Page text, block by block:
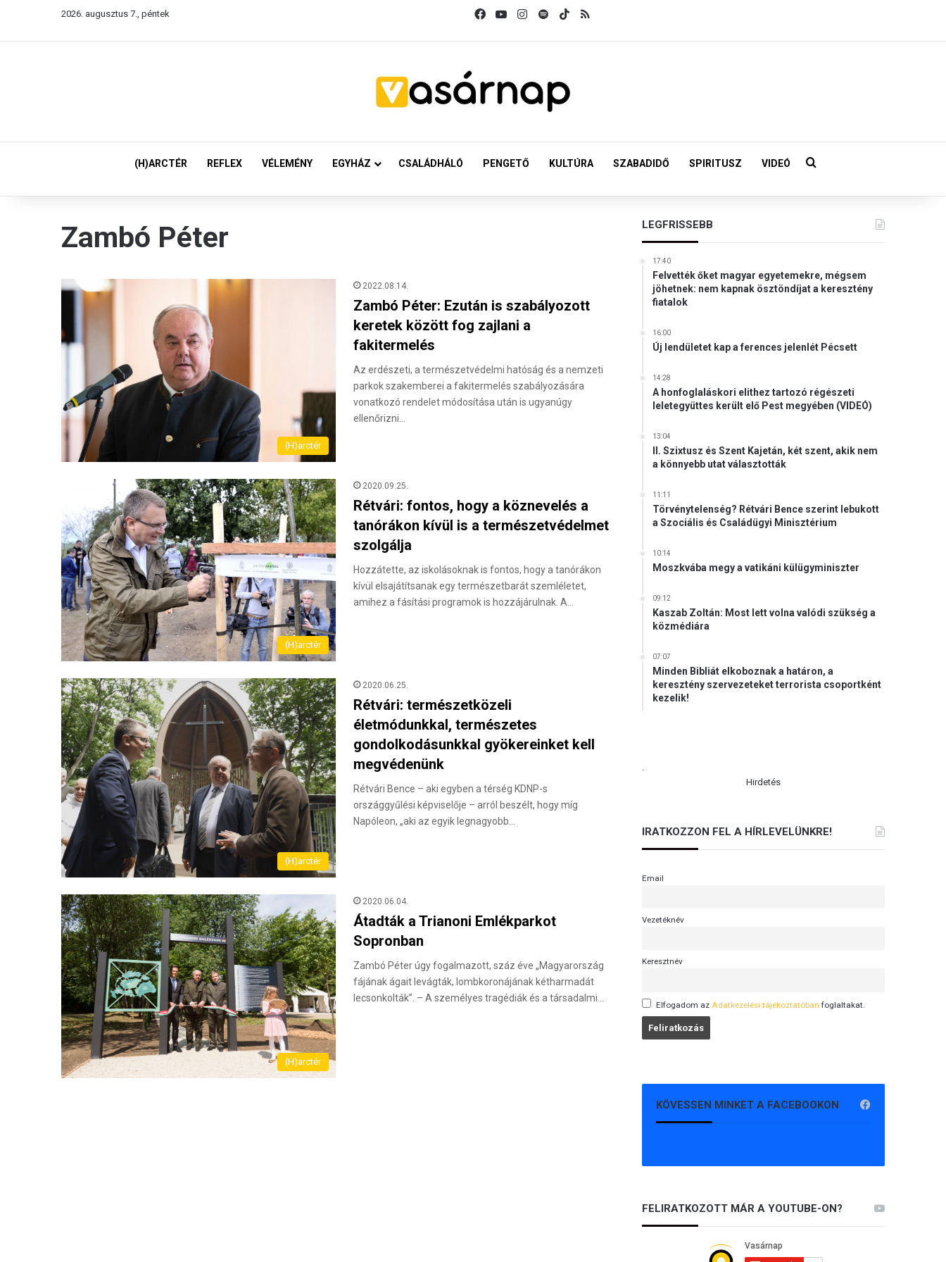
2026. augusztus 7., péntek FacebookYouTubeInstagram
SpotifyTikTok
(H)ARCTÉR REFLEX VÉLEMÉNY EGYHÁZ CSALÁDHÁLÓ PENGETŐ KULTÚRA SZABADIDŐ SPIRITUSZ VIDEÓ Keresés:
Zambó Péter
(H)arctér
2022.08.14.
Zambó Péter: Ezután is szabályozott
keretek között fog zajlani a
fakitermelés
Az erdészeti, a természetvédelmi hatóság és a nemzeti
parkok szakemberei a fakitermelés szabályozására
vonatkozó rendelet módosítása után is ugyanúgy
ellenőrizni…
(H)arctér
2020.09.25.
Rétvári: fontos, hogy a köznevelés a
tanórákon kívül is a természetvédelmet
szolgálja
Hozzátette, az iskolásoknak is fontos, hogy a tanórákon
kívül elsajátítsanak egy természetbarát szemléletet,
amihez a fásítási programok is hozzájárulnak. A…
(H)arctér
2020.06.25.
Rétvári: természetközeli
életmódunkkal, természetes
gondolkodásunkkal gyökereinket kell
megvédenünk
Rétvári Bence – aki egyben a térség KDNP-s
országgyűlési képviselője – arról beszélt, hogy míg
Napóleon, „aki az egyik legnagyobb…
(H)arctér
2020.06.04.
Átadták a Trianoni Emlékparkot
Sopronban
Zambó Péter úgy fogalmazott, száz éve „Magyarország
fájának ágait levágták, lombkoronájának kétharmadát
lecsonkolták”. – A személyes tragédiák és a társadalmi…
LEGFRISSEBB
17:40
Felvették őket magyar egyetemekre, mégsem
jöhetnek: nem kapnak ösztöndíjat a keresztény
fiatalok
16:00
Új lendületet kap a ferences jelenlét Pécsett
14:28
A honfoglaláskori elithez tartozó régészeti
leletegyüttes került elő Pest megyében (VIDEÓ)
13:04
II. Szixtusz és Szent Kajetán, két szent, akik nem
a könnyebb utat választották
11:11
Törvénytelenség? Rétvári Bence szerint lebukott
a Szociális és Családügyi Minisztérium
10:14
Moszkvába megy a vatikáni külügyminiszter
09:12
Kaszab Zoltán: Most lett volna valódi szükség a
közmédiára
07:07
Minden Bibliát elkoboznak a határon, a
keresztény szervezeteket terrorista csoportként
kezelik!
.
Hirdetés
IRATKOZZON FEL A HÍRLEVELÜNKRE!
Email
Vezetéknév
Keresztnév
Elfogadom az Adatkezelési tájékoztatóban foglaltakat.
KÖVESSEN MINKET A FACEBOOKON
FELIRATKOZOTT MÁR A YOUTUBE-ON?